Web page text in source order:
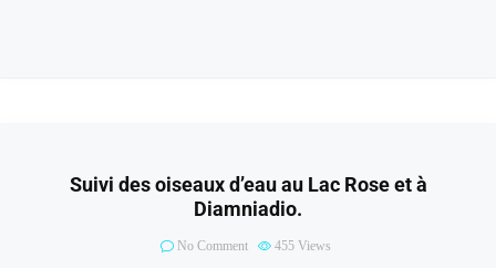
Suivi des oiseaux d’eau au Lac Rose et à
Diamniadio.
No Comment 455 Views